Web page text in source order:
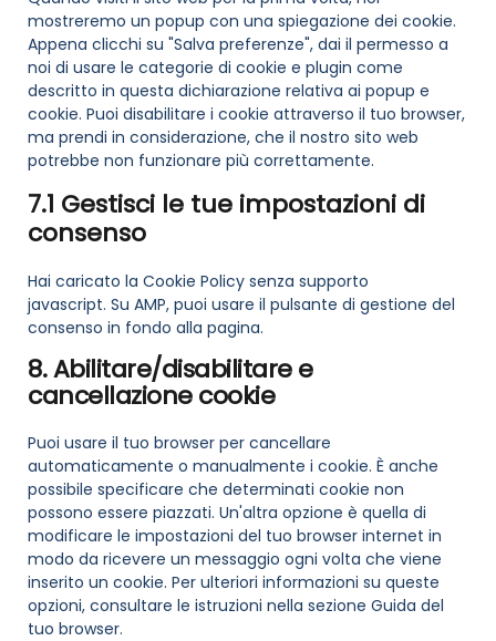
mostreremo un popup con una spiegazione dei cookie.
Appena clicchi su "Salva preferenze", dai il permesso a
noi di usare le categorie di cookie e plugin come
descritto in questa dichiarazione relativa ai popup e
cookie. Puoi disabilitare i cookie attraverso il tuo browser,
ma prendi in considerazione, che il nostro sito web
potrebbe non funzionare più correttamente.
7.1 Gestisci le tue impostazioni di
consenso
Hai caricato la Cookie Policy senza supporto
javascript. Su AMP, puoi usare il pulsante di gestione del
consenso in fondo alla pagina.
8. Abilitare/disabilitare e
cancellazione cookie
Puoi usare il tuo browser per cancellare
automaticamente o manualmente i cookie. È anche
possibile specificare che determinati cookie non
possono essere piazzati. Un'altra opzione è quella di
modificare le impostazioni del tuo browser internet in
modo da ricevere un messaggio ogni volta che viene
inserito un cookie. Per ulteriori informazioni su queste
opzioni, consultare le istruzioni nella sezione Guida del
tuo browser.